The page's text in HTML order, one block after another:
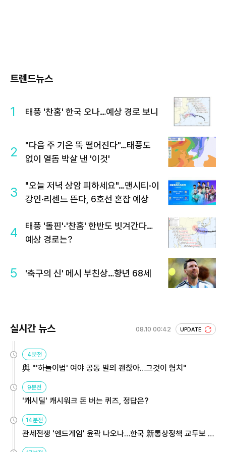
트렌드뉴스
1 태풍 '찬홈' 한국 오나…예상 경로 보니
2
"다음 주 기온 뚝 떨어진다"…태풍도
없이 열돔 박살 낸 '이것'
3
"오늘 저녁 상암 피하세요"…맨시티·이
강인·리센느 뜬다, 6호선 혼잡 예상
4
태풍 '돌핀'·'찬홈' 한반도 빗겨간다…
예상 경로는?
5 '축구의 신' 메시 부친상…향년 68세
실시간 뉴스 08.10 00:42 UPDATE
4분전
與 "'하늘이법' 여야 공동 발의 괜찮아…그것이 협치"
9분전
'캐시딜' 캐시워크 돈 버는 퀴즈, 정답은?
14분전
관세전쟁 '엔드게임' 윤곽 나오나…한국 新통상정책 교두보 활
용해야